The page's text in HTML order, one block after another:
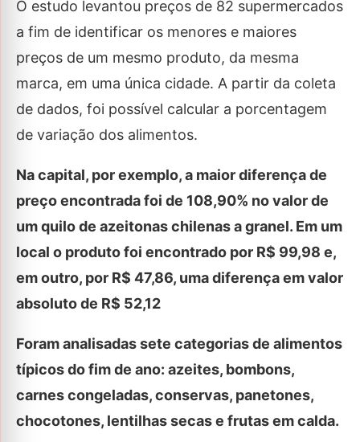
O estudo levantou preços de 82 supermercados
a fim de identificar os menores e maiores
preços de um mesmo produto, da mesma
marca, em uma única cidade. A partir da coleta
de dados, foi possível calcular a porcentagem
de variação dos alimentos.
Na capital, por exemplo, a maior diferença de
preço encontrada foi de 108,90% no valor de
um quilo de azeitonas chilenas a granel. Em um
local o produto foi encontrado por R$ 99,98 e,
em outro, por R$ 47,86, uma diferença em valor
absoluto de R$ 52,12
Foram analisadas sete categorias de alimentos
típicos do fim de ano: azeites, bombons,
carnes congeladas, conservas, panetones,
chocotones, lentilhas secas e frutas em calda.